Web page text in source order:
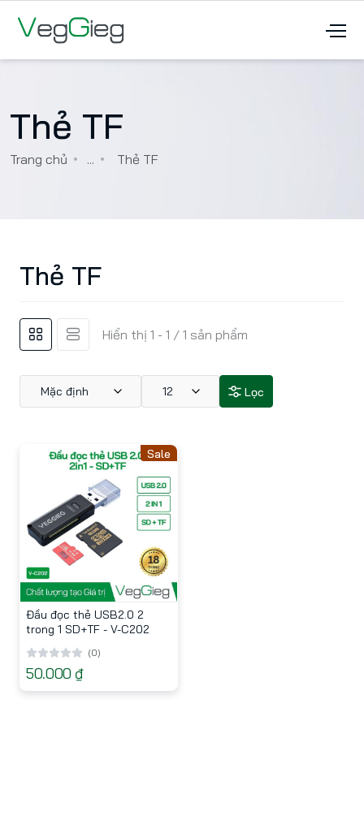
Thẻ TF
Trang chủ ... Thẻ TF
Thẻ TF
Hiển thị 1 - 1 / 1 sản phẩm
Mặc định 12 Lọc
Sale
Đầu đọc thẻ USB2.0 2
trong 1 SD+TF - V-C202
(0)
50.000 ₫